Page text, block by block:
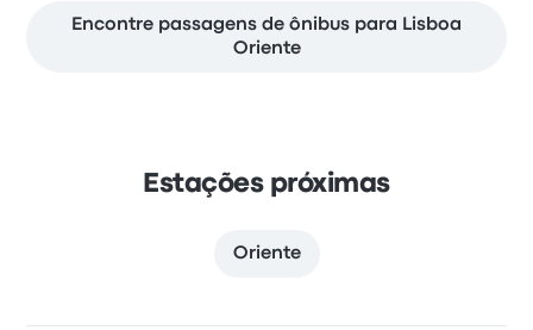
Encontre passagens de ônibus para Lisboa
Oriente
Estações próximas
Oriente